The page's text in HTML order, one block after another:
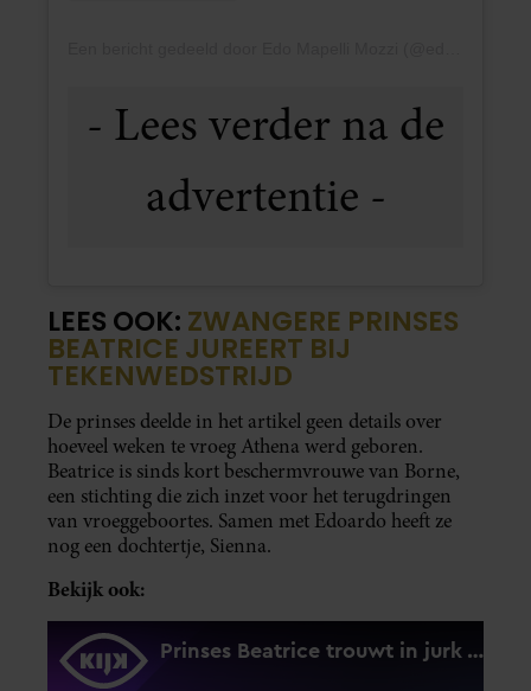
LEES OOK: ZWANGERE PRINSES
BEATRICE JUREERT BIJ
TEKENWEDSTRIJD
De prinses deelde in het artikel geen details over
hoeveel weken te vroeg Athena werd geboren.
Beatrice is sinds kort beschermvrouwe van Borne,
een stichting die zich inzet voor het terugdringen
van vroeggeboortes. Samen met Edoardo heeft ze
nog een dochtertje, Sienna.
Bekijk ook: